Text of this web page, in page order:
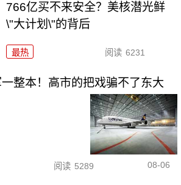
766亿买不来安全？美核潜光鲜
\"大计划\"的背后
最热 阅读 6231
整本！高市的把戏骗不了东大
阅读 5289 08-06